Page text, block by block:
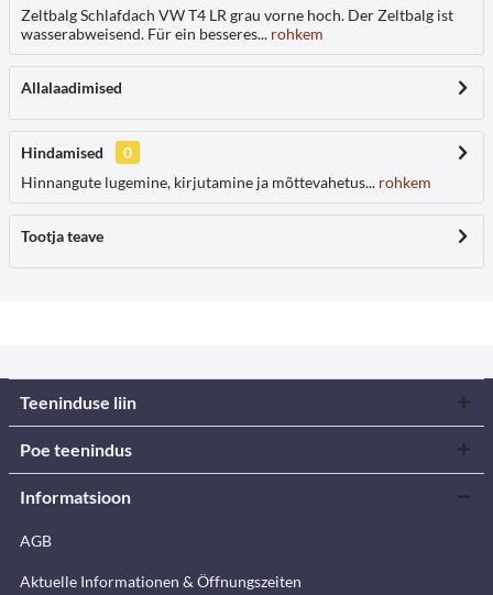
Zeltbalg Schlafdach VW T4 LR grau vorne hoch. Der Zeltbalg ist
wasserabweisend. Für ein besseres... rohkem
Allalaadimised
Hindamised
0
Hinnangute lugemine, kirjutamine ja mõttevahetus... rohkem
Tootja teave
Teeninduse liin
Poe teenindus
Informatsioon
AGB
Aktuelle Informationen & Öffnungszeiten